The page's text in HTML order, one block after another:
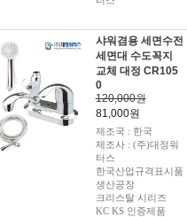
샤워겸용 세면수전
세면대 수도꼭지
교체 대정 CR105
0
120,000원
81,000원
제조국 : 한국
제조사 : (주)대정워
터스
한국산업규격표시품
생산공장
크리스탈 시리즈
KC KS 인증제품